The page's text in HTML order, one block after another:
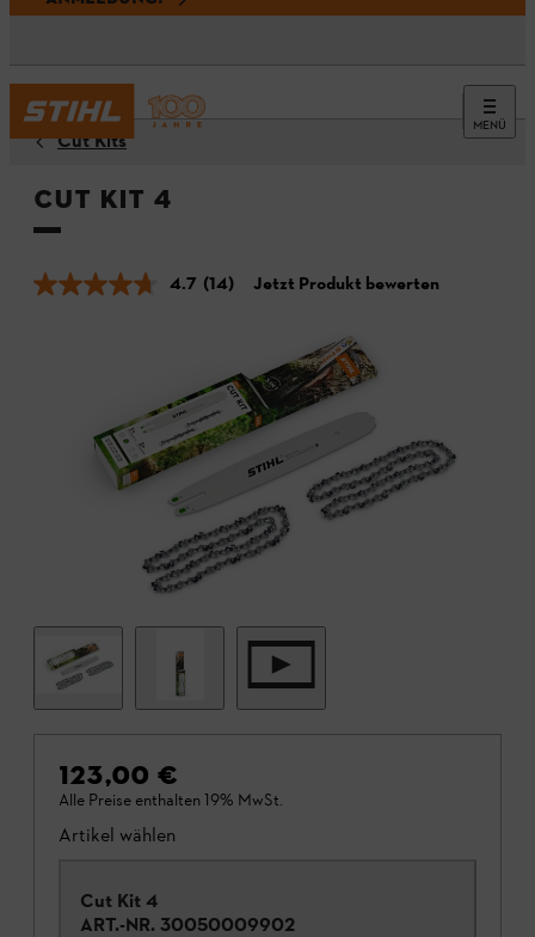
MENÜ
Cut Kits
Cut Kit 4
4.7 (14) Jetzt Produkt bewerten
123,00 €
Alle Preise enthalten 19% MwSt.
Artikel wählen
Cut Kit 4
ART.-NR. 30050009902